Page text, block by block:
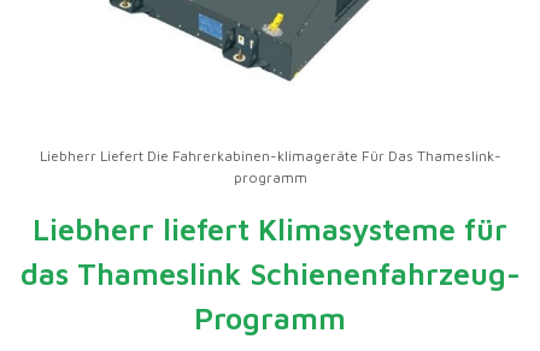
Liebherr Liefert Die Fahrerkabinen-klimageräte Für Das Thameslink-
programm
Liebherr liefert Klimasysteme für
das Thameslink Schienenfahrzeug-
Programm